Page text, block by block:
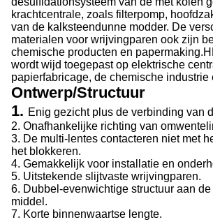
krachtcentrale, zoals filterpomp,
van de kalksteendunne modder. De
materialen voor wrijvingparen ook zijn
chemische producten en
wordt wijd toegepast op elektrische
papierfabricage, de chemische industrie
Ontwerp/Structuur
1. Enig gezicht plus de verbinding van
2. Onafhankelijke richting van
3. De multi-lentes contacteren niet met
het blokkeren.
4. Gemakkelijk voor installatie en
5. Uitstekende slijtvaste wrijvingparen.
6. Dubbel-evenwichtige structuur aan
middel.
7. Korte binnenwaartse lengte.